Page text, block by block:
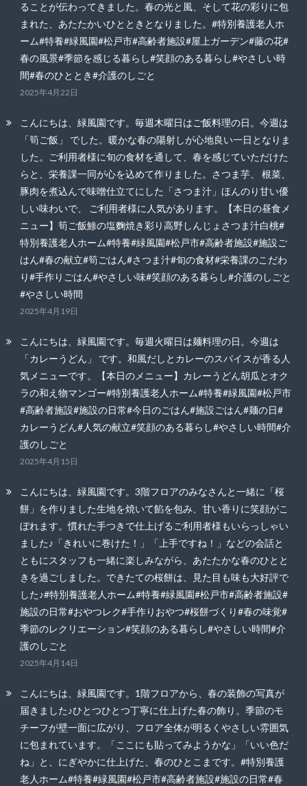
ることが伝わってきました。春の光と風、そして花の彩りに包
まれた、あたたかいひとときとなりました。#特別養護老人ホ
ーム#特養#緑風園#松戸市#高齢者施設#屋上ガーデン#藤の花#
春の風景#季節を感じる暮らし#笑顔のある暮らし#やさしい時
間#春のひととき#介護のしごと
2025年4月22日
こんにちは、緑風園です。毎週木曜日はご飯料理の日。今週は
「筍ご飯」 でした。暖かな春の陽射しが心地良い一日となりま
した。ご利用者様に旬の食材を通して、春を感じていただけた
らと、栄養課一同が心を込めて作りました。さつま芋、 根菜、
豚肉を煮込んで味噌仕立てにした「さつま汁」ほんのり甘い優
しい味わいで、 ご利用者様に人気があります。【本日の昼食メ
ニュー】筍ご飯鯵の塩麴焼き彩り高野しんじょさつま汁白桃#
特別養護老人ホーム#特養#緑風園#松戸市#高齢者施設#施設ご
はん#春の献立#筍ごはん#さつま汁#旬の食材#栄養課のこだわ
り#手作りごはん#やさしい味#笑顔のある暮らし#介護のしごと
#やさしい時間
2025年4月19日
こんにちは、緑風園です。毎週火曜日は麺料理の日。今週は
「カレーうどん」 です。和風だしとカレーのスパイスが香る人
気メニューです。【本日のメニュー】カレーうどん胡瓜とオク
ラの和え物マンゴー#特別養護老人ホーム#特養#緑風園#松戸市
#高齢者施設#施設の日常#今日のごはん#施設ごはん#麺の日#
カレーうどん#人気の献立#笑顔のある暮らし#やさしい時間#介
護のしごと
2025年4月15日
こんにちは、緑風園です。3階フロアのみなさんと一緒に「桜
餅」を作りました生地を焼いて餡を包み、甘い香りに笑顔がこ
ぼれます。慣れた手つきで仕上げるご利用者様もいらっしゃい
ました♪「きれいに巻けた！」「上手ですね！」などの会話と
ともにスタッフも一緒に楽しみながら、あたたかな春のひとと
きを過ごしました。できたての桜餅は、見た目も味も大好評で
した♪#特別養護老人ホーム#特養#緑風園#松戸市#高齢者施設#
施設の日常#おやつレク#手作りおやつ#桜餅づくり#春の味覚#
季節のレクリエーション#笑顔のある暮らし#やさしい時間#介
護のしごと
2025年4月14日
こんにちは、緑風園です。1階フロアから、春の装飾の写真が
届きました♪ひとつひとつ丁寧に仕上げた春の飾り。季節のモ
チーフが壁一面に広がり、フロア全体が明るくやさしい雰囲気
に包まれています。「ここにも貼ってみようかな」「いい色だ
ね」と、にぎやかに仕上げた、春のひとこまです。#特別養護
老人ホーム#特養#緑風園#松戸市#高齢者施設#施設の日常#春